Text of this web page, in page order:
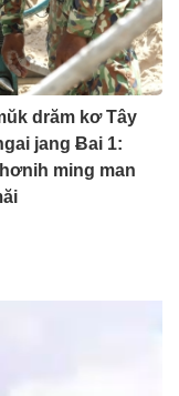
drăm kơ Tây
jang Ƀai 1:
ming man